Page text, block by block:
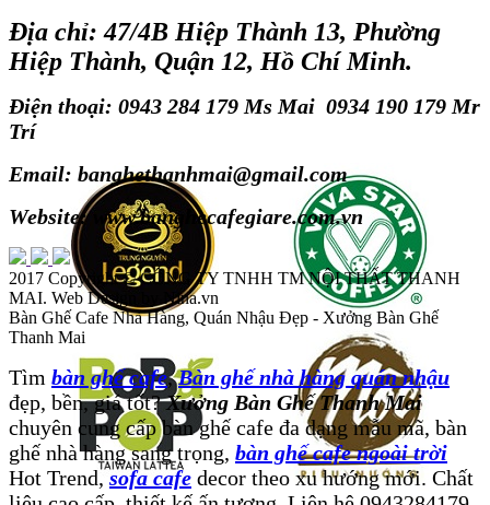
Địa chỉ: 47/4B Hiệp Thành 13, Phường
Hiệp Thành, Quận 12, Hồ Chí Minh.
Điện thoại: 0943 284 179 Ms Mai 0934 190 179 Mr
Trí
Email: banghethanhmai@gmail.com
Website: www.banghecafegiare.com.vn
2017 Copyright ©CÔNG TY TNHH TM NỘI THẤT THANH
MAI. Web Design by Nina.vn
Bàn Ghế Cafe Nhà Hàng, Quán Nhậu Đẹp - Xưởng Bàn Ghế
Thanh Mai
Tìm bàn ghế cafe,Bàn ghế nhà hàng quán nhậu
đẹp, bền, giá tốt?Xưởng Bàn Ghế Thanh Mai
chuyên cung cấp bàn ghế cafe đa dạng mẫu mã, bàn
ghế nhà hàng sang trọng, bàn ghế cafe ngoài trời
Hot Trend,sofa cafe decor theo xu hướng mới. Chất